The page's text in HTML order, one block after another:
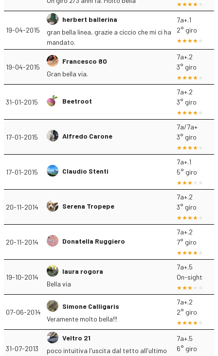
19-04-2015
herbert ballerina
gran bella linea, grazie a ciccio che mi ci ha
mandato.
7a+.1
2° giro
19-04-2015
Francesco 80
Gran bella via.
7a+.2
3° giro
31-01-2015 Beetroot
7a+.2
3° giro
17-01-2015 Alfredo Carone
7a/7a+
3° giro
17-01-2015 Claudio Stenti
7a+.1
5° giro
20-11-2014 Serena Tropepe
7a+.2
3° giro
20-11-2014 Donatella Ruggiero
7a+.2
7° giro
19-10-2014
laura rogora
Bella via
7a+.5
On-sight
07-06-2014
Simone Calligaris
Veramente molto bella!!!
7a+.2
2° giro
31-07-2013
Veltro 21
poco intuitiva l'uscita dal tetto all'ultimo
7a+.5
6° giro